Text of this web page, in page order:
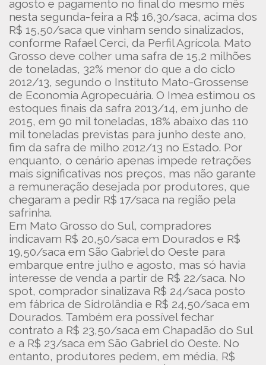
agosto e pagamento no final do mesmo mês
nesta segunda-feira a R$ 16,30/saca, acima dos
R$ 15,50/saca que vinham sendo sinalizados,
conforme Rafael Cerci, da Perfil Agrícola. Mato
Grosso deve colher uma safra de 15,2 milhões
de toneladas, 32% menor do que a do ciclo
2012/13, segundo o Instituto Mato-Grossense
de Economia Agropecuária. O Imea estimou os
estoques finais da safra 2013/14, em junho de
2015, em 90 mil toneladas, 18% abaixo das 110
mil toneladas previstas para junho deste ano,
fim da safra de milho 2012/13 no Estado. Por
enquanto, o cenário apenas impede retrações
mais significativas nos preços, mas não garante
a remuneração desejada por produtores, que
chegaram a pedir R$ 17/saca na região pela
safrinha.
Em Mato Grosso do Sul, compradores
indicavam R$ 20,50/saca em Dourados e R$
19,50/saca em São Gabriel do Oeste para
embarque entre julho e agosto, mas só havia
interesse de venda a partir de R$ 22/saca. No
spot, comprador sinalizava R$ 24/saca posto
em fábrica de Sidrolândia e R$ 24,50/saca em
Dourados. Também era possível fechar
contrato a R$ 23,50/saca em Chapadão do Sul
e a R$ 23/saca em São Gabriel do Oeste. No
entanto, produtores pedem, em média, R$